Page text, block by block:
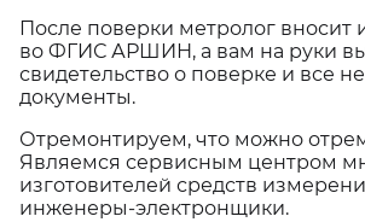
После поверки метролог
во ФГИС АРШИН, а вам на руки
свидетельство о поверке и все
документы.
Отремонтируем, что можно
Являемся сервисным центром
изготовителей средств
инженеры-электронщики.